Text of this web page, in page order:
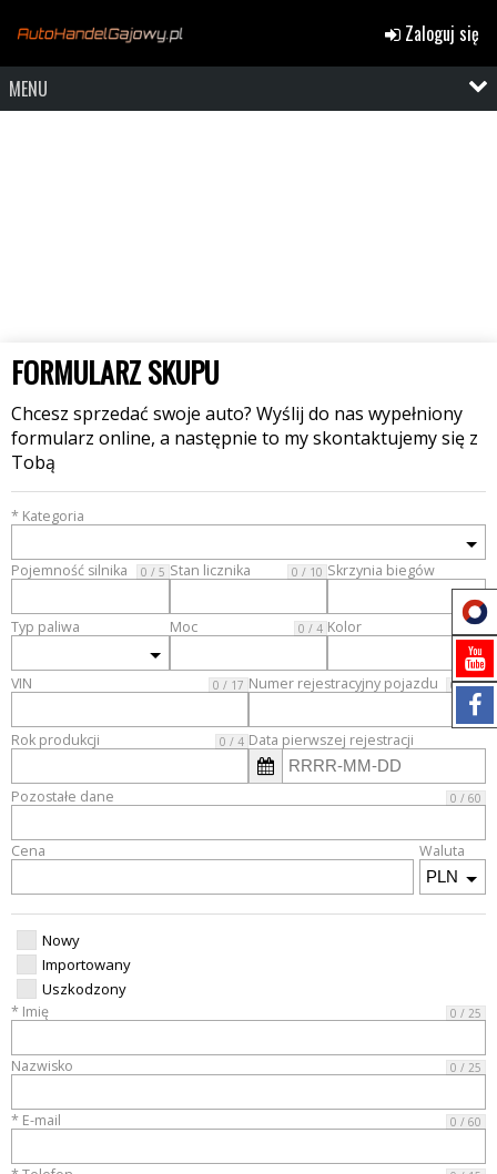
Zaloguj się
MENU
FORMULARZ SKUPU
Chcesz sprzedać swoje auto? Wyślij do nas wypełniony
formularz online, a następnie to my skontaktujemy się z
Tobą
* Kategoria
Pojemność silnika 0 / 5 Stan licznika 0 / 10 Skrzynia biegów
Typ paliwa Moc 0 / 4 Kolor
VIN 0 / 17 Numer rejestracyjny pojazdu 0 / 20
Rok produkcji 0 / 4 Data pierwszej rejestracji
Pozostałe dane 0 / 60
Cena Waluta
Nowy
Importowany
Uszkodzony
* Imię 0 / 25
Nazwisko 0 / 25
* E-mail 0 / 60